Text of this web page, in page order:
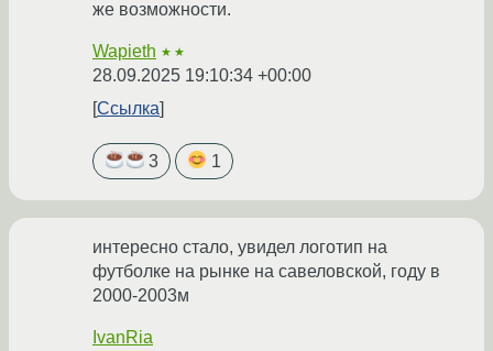
же возможности.
Wapieth ★★
28.09.2025 19:10:34 +00:00
Ссылка
3 1
интересно стало, увидел логотип на
футболке на рынке на савеловской, году в
2000-2003м
IvanRia